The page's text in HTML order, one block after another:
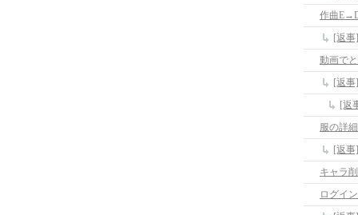
作曲
[返
動画で
[返
服の詳
[返
キャラ
ログイ